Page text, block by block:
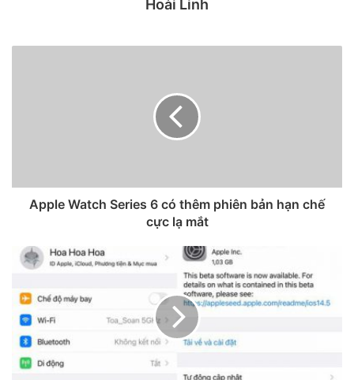
ngay lập tức so với các thiết bị tiền nhiệm và thứ hai, người
chuyển động mà không cần phải lau từng mô-đun một.
Mặc dù vẫn còn hơn nửa năm nữa những chiếc iPhone tiếp
theo của Apple mới được giới thiệu, tuy nhiên các hình ảnh
về máy thường được vén màn ngay từ những tháng đầu
năm. Vì vậy, hoàn toàn có thể đặt ra khả năng iPhone mới
Hoài Linh
Apple Watch Series 6 có thêm phiên bản hạn chế
cực lạ mắt